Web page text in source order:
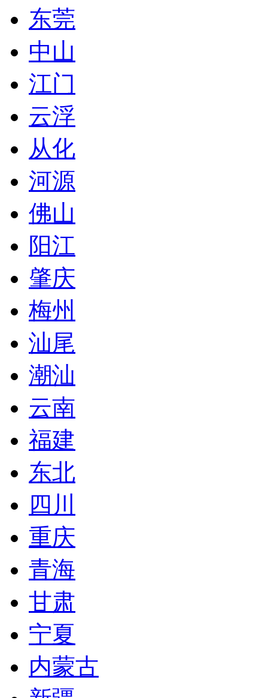
东莞
中山
江门
云浮
从化
河源
佛山
阳江
肇庆
梅州
汕尾
潮汕
云南
福建
东北
四川
重庆
青海
甘肃
宁夏
内蒙古